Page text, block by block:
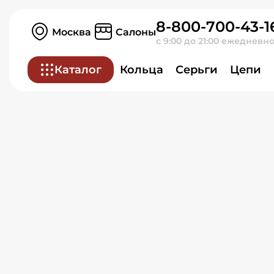
Москва Салоны8-800-700-43-
с 9:00 до 21:00
Каталог Кольца Серьги Цепи
Серьги из красного